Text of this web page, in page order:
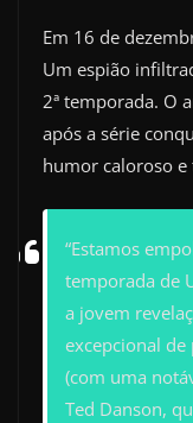
Em 16 de
Um espião
2ª temporada. O
após a série
humor caloroso e
“Estamos
temporada de
a jovem
excepcional de
(com uma
Ted Danson,